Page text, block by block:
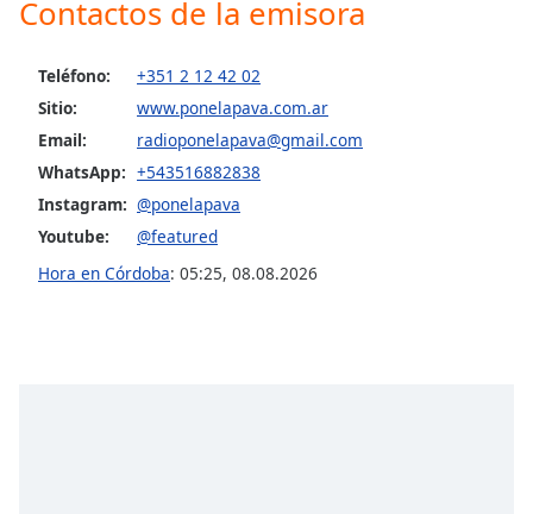
Font
Reset
Done
Close
Dialog
dialog
Contactos de la emisora
Teléfono:
+351 2 12 42 02
Sitio:
www.ponelapava.com.ar
Email:
radioponelapava@gmail.com
WhatsApp: +543516882838
Instagram: @ponelapava
Youtube:
@featured
Hora en Córdoba: 05:25, 08.08.2026